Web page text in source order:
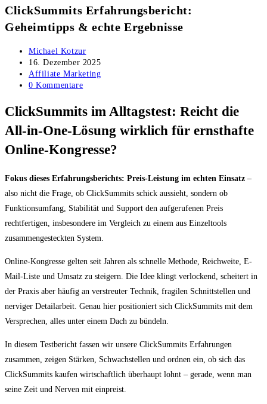
ClickSummits Erfahrungsbericht:
Geheimtipps & echte Ergebnisse
Beitrags-
Autor:
Michael Kotzur
Beitrag
veröffentlicht:
16. Dezember 2025
Beitrags-
Kategorie:
Affiliate Marketing
Beitrags-
0 Kommentare
ClickSummits im Alltagstest: Reicht die
All‑in‑One-Lösung wirklich für ernsthafte
Online-Kongresse?
Fokus dieses Erfahrungsberichts: Preis-Leistung im echten Einsatz –
also nicht die Frage, ob ClickSummits schick aussieht, sondern ob
Funktionsumfang, Stabilität und Support den aufgerufenen Preis
rechtfertigen, insbesondere im Vergleich zu einem aus Einzeltools
zusammengesteckten System.
Online-Kongresse gelten seit Jahren als schnelle Methode, Reichweite, E-
Mail-Liste und Umsatz zu steigern. Die Idee klingt verlockend, scheitert in
der Praxis aber häufig an verstreuter Technik, fragilen Schnittstellen und
nerviger Detailarbeit. Genau hier positioniert sich ClickSummits mit dem
Versprechen, alles unter einem Dach zu bündeln.
In diesem Testbericht fassen wir unsere ClickSummits Erfahrungen
zusammen, zeigen Stärken, Schwachstellen und ordnen ein, ob sich das
ClickSummits kaufen wirtschaftlich überhaupt lohnt – gerade, wenn man
seine Zeit und Nerven mit einpreist.